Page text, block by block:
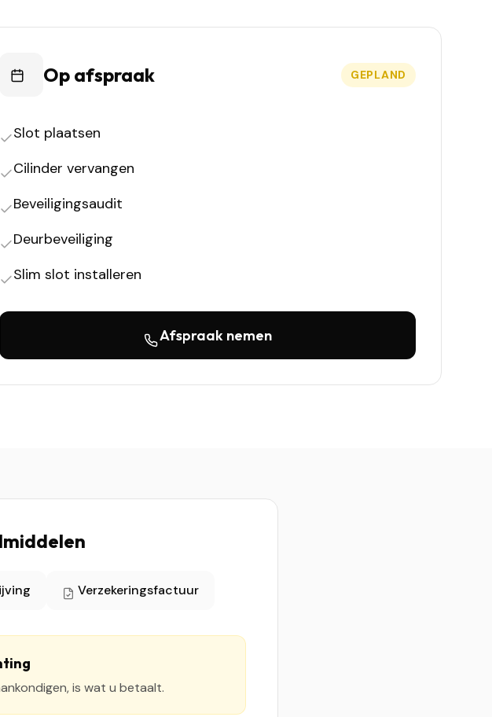
Op afspraak GEPLAND
Slot plaatsen
Cilinder vervangen
Beveiligingsaudit
Deurbeveiliging
Slim slot installeren
Afspraak nemen
Verzekeringsfactuur
is wat u betaalt.